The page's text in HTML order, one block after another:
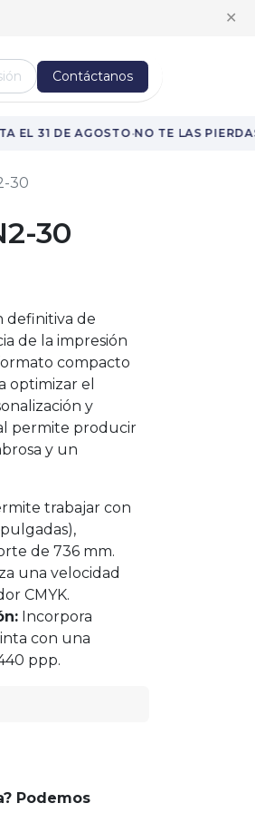
✕
Contáctanos
EL 31 DE AGOSTO·NO TE LAS PIERDAS·
30
30
definitiva de
de la impresión
compacto
optimizar el
y
permite producir
y un
trabajar con
de 736 mm.
una velocidad
CMYK.
Incorpora
con una
ppp.
Podemos